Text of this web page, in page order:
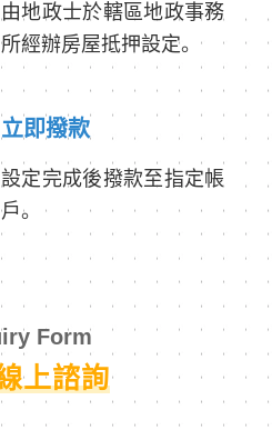
由地政士於轄區地政事務
所經辦房屋抵押設定。
立即撥款
設定完成後撥款至指定帳
戶。
Form
上諮詢